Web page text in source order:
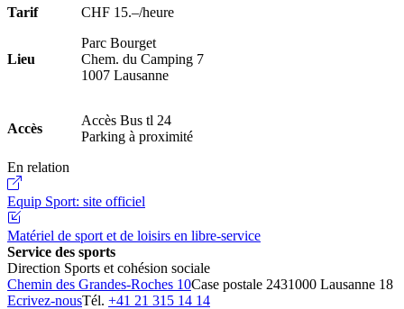
Tarif
CHF 15.–/heure
Lieu
Parc Bourget
Chem. du Camping 7
1007 Lausanne
Accès
Accès Bus tl 24
Parking à proximité
En relation
Equip Sport: site officiel
Matériel de sport et de loisirs en libre-service
Service des sports
Direction Sports et cohésion sociale
Chemin des Grandes-Roches 10Case postale 2431000 Lausanne 18
Ecrivez-nousTél. +41 21 315 14 14